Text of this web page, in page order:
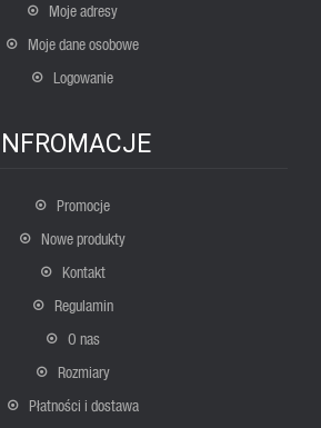
Moje adresy
Moje dane osobowe
Logowanie
INFROMACJE
Promocje
Nowe produkty
Kontakt
Regulamin
O nas
Rozmiary
Płatności i dostawa